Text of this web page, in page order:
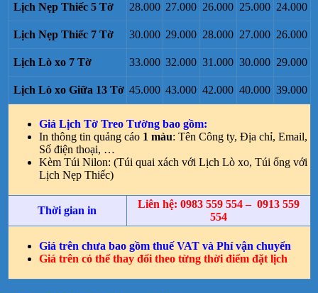
Lịch Nẹp Thiếc 5 Tờ
28.000 27.000 26.000 25.000 24.000
Lịch Nẹp Thiếc 7 Tờ 30.000 29.000 28.000 27.000 26.000
Lịch Lò xo 7 Tờ 33.000 32.000 31.000 30.000 29.000
Lịch Lò xo Giữa 13 Tờ 45.000 43.000 42.000 40.000 39.000
Giá Lịch Tờ Treo Tường bao gồm:
In thông tin quảng cáo 1 màu: Tên Công ty, Địa chỉ, Email,
Số điện thoại, …
Kèm Túi Nilon: (Túi quai xách với Lịch Lò xo, Túi ống với
Lịch Nẹp Thiếc)
Thời gian in
Liên hệ: 0983 559 554 – 0913 559
554
Giá trên chưa bao gồm thuế VAT và Phí vận chuyển
Giá trên có thể thay đổi theo từng thời điểm đặt lịch